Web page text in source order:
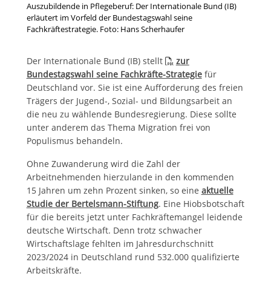
Auszubildende in Pflegeberuf: Der Internationale Bund (IB)
erläutert im Vorfeld der Bundestagswahl seine
Fachkräftestrategie. Foto: Hans Scherhaufer
Der Internationale Bund (IB) stellt
zur
Bundestagswahl seine Fachkräfte-Strategiefür
Deutschland vor. Sie ist eine Aufforderung des freien
Trägers der Jugend-, Sozial- und Bildungsarbeit an
die neu zu wählende Bundesregierung. Diese sollte
unter anderem das Thema Migration frei von
Populismus behandeln.
Ohne Zuwanderung wird die Zahl der
Arbeitnehmenden hierzulande in den kommenden
15 Jahren um zehn Prozent sinken, so eine aktuelle
Studie der Bertelsmann-Stiftung. Eine Hiobsbotschaft
für die bereits jetzt unter Fachkräftemangel leidende
deutsche Wirtschaft. Denn trotz schwacher
Wirtschaftslage fehlten im Jahresdurchschnitt
2023/2024 in Deutschland rund 532.000 qualifizierte
Arbeitskräfte.